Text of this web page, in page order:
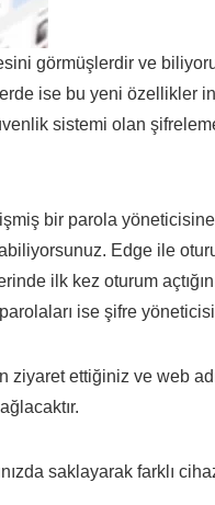
görmüşlerdir ve
ise bu yeni özellikler
sistemi olan
bir parola
Edge ile
ilk kez oturum
ise şifre
ettiğiniz ve web
saklayarak farklı